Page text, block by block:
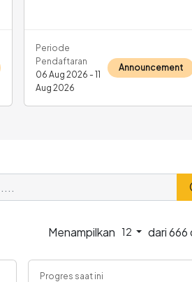
Periode
Pendaftaran
06 Aug 2026 - 11
Aug 2026
Announcement
Menampilkan 12 dari666
Progres saat ini